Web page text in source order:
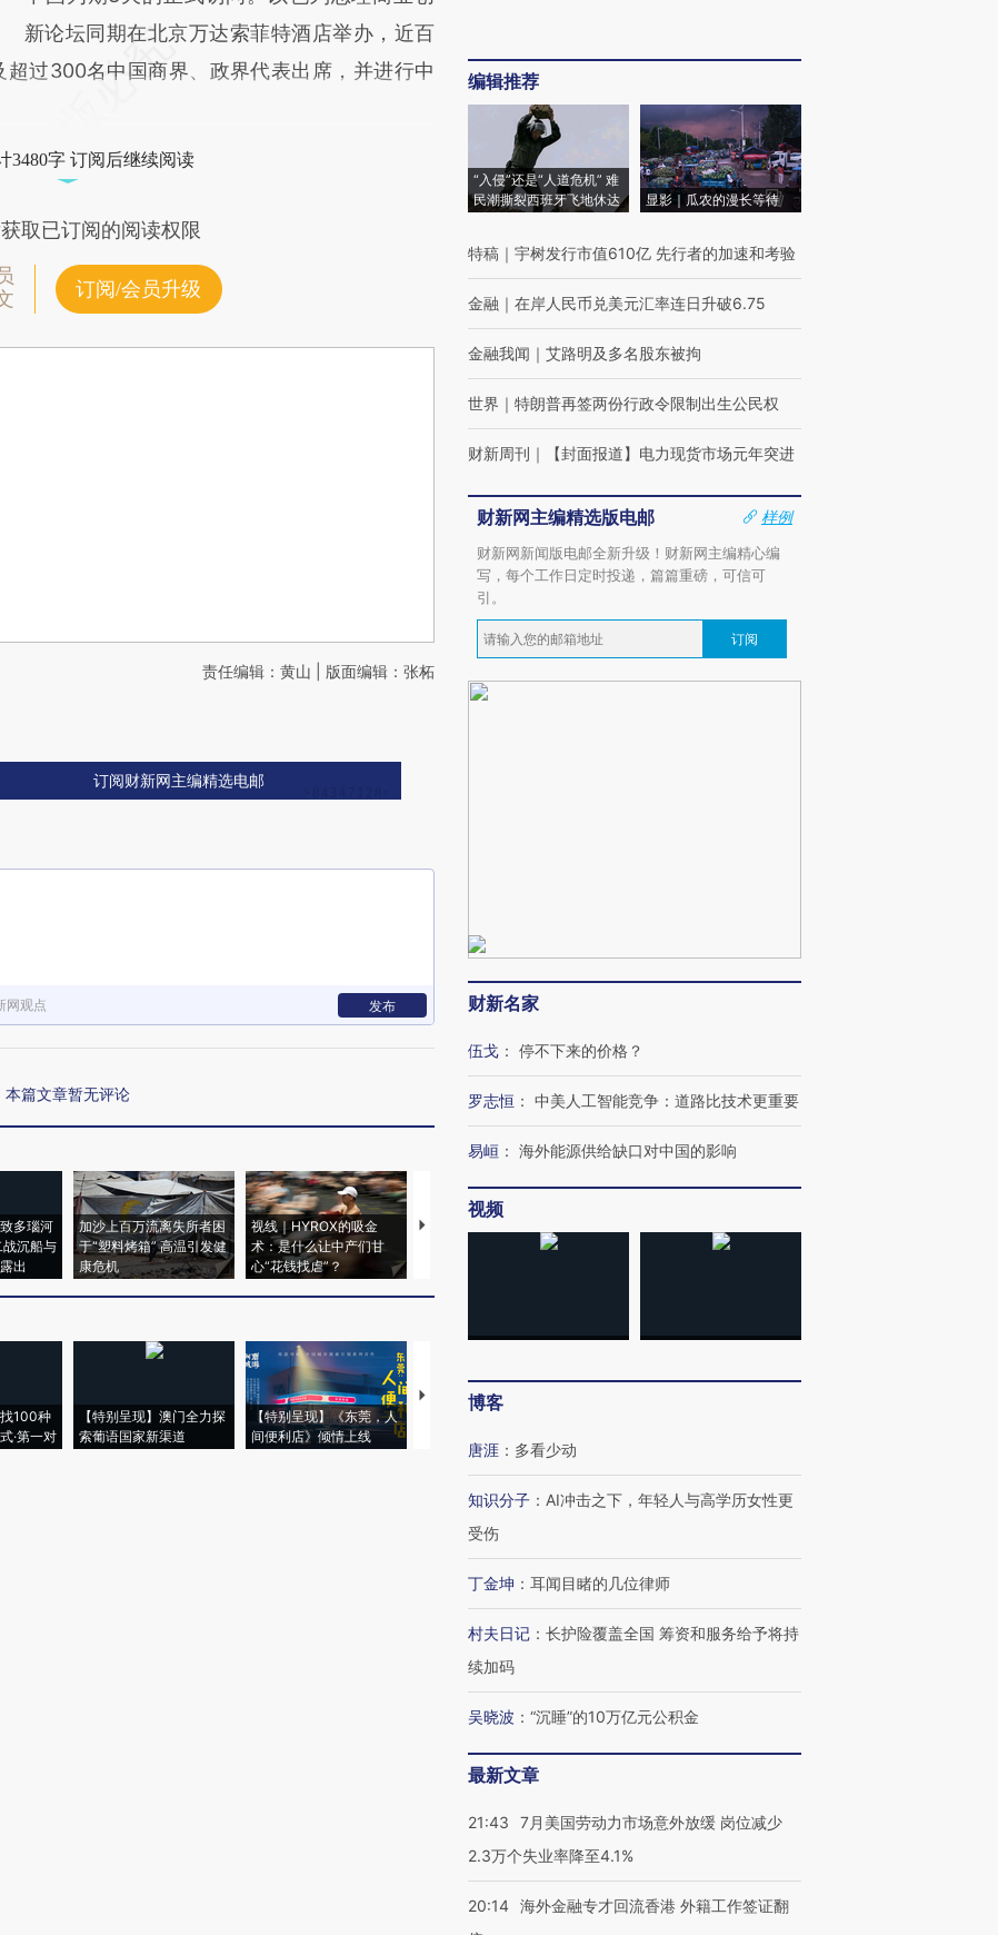
新论坛同期在北京万达索菲特酒店举办，近百
过300名中国商界、政界代表出席，并进行中
3480字 订阅后继续阅读
取已订阅的阅读权限
订阅/会员升级
责任编辑：黄山 | 版面编辑：张柘
订阅财新网主编精选电邮
网观点 发布
本篇文章暂无评论
多瑙河
沉船与
出
加沙上百万流离失所者困
于“塑料烤箱” 高温引发健
康危机
视线｜HYROX的吸金
术：是什么让中产们甘
心“花钱找虐”？
马航飞行员跨国走私7万
粒摇头丸 尿检体内含3种
度Z世代 用街头抗争将教
找100种
·第一对
【特别呈现】澳门全力探
索葡语国家新渠道
【特别呈现】《东莞，人
间便利店》倾情上线
【推广】走进第四届链博
会，让数智科技“链”接产
编辑推荐
“入侵”还是“人道危机” 难
民潮撕裂西班牙飞地休达
显影｜瓜农的漫长等待
特稿 ｜ 宇树发行市值610亿 先行者的加速和考验
金融 ｜ 在岸人民币兑美元汇率连日升破6.75
金融我闻 ｜ 艾路明及多名股东被拘
世界 ｜ 特朗普再签两份行政令限制出生公民权
财新周刊 ｜ 【封面报道】电力现货市场元年突进
财新网主编精选版电邮
样例
财新网新闻版电邮全新升级！财新网主编精心编
写，每个工作日定时投递，篇篇重磅，可信可
引。
订阅
财新名家
伍戈 ： 停不下来的价格？
罗志恒 ： 中美人工智能竞争：道路比技术更重要
易峘 ： 海外能源供给缺口对中国的影响
视频
博客
唐涯 ： 多看少动
知识分子 ： AI冲击之下，年轻人与高学历女性更
受伤
丁金坤 ： 耳闻目睹的几位律师
村夫日记 ： 长护险覆盖全国 筹资和服务给予将持
续加码
吴晓波 ： “沉睡”的10万亿元公积金
最新文章
21:43
7月美国劳动力市场意外放缓 岗位减少
2.3万个失业率降至4.1%
20:14 海外金融专才回流香港 外籍工作签证翻